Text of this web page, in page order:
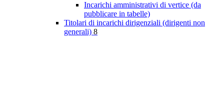
Incarichi amministrativi di vertice (da
pubblicare in tabelle)
Titolari di incarichi dirigenziali (dirigenti non
generali) 8